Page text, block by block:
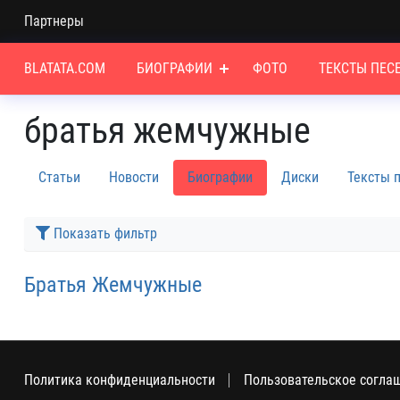
Партнеры
BLATATA.COM БИОГРАФИИ ФОТО ТЕКСТЫ
братья жемчужные
Статьи Новости Биографии Диски Тексты
Показать фильтр
Братья Жемчужные
Политика конфиденциальности Пользовательское